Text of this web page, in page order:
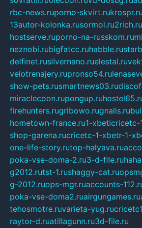
rbc-news.ruporno-skvirt.rukrospr.ru
13autor-kolonka.rusormol.ru2rich.ru
hostserve.ruporno-na-russkom.ru
neznobi.rubigfatcc.ruhabble.ru
delfinet.rusilvernano.ruelestal.ru
velotrenajery.rupronso54.ru
show-pets.rusmartnews03.ru
miraclecoon.rupongup.ru
firehunters.rugribowo.rugnalis.ru
hometown-france.ru1-
shop-garena.rucricetc-1-xbetr-1-
one-life-story.rutop-halyava.ru
poka-vse-doma-2.ru3-d-file.ru
g2012.rutst-1.rushaggy-cat.ru
g-2012.ruops-mgr.ruaccounts-
poka-vse-doma2.ruairgungames.ru
tehosmotre.ruvarieta-yug.ru
raytor-d.ruatillagunn.ru3d-file.ru